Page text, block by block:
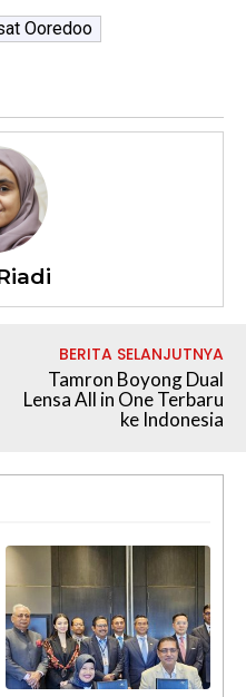
Ooredoo
BERITA SELANJUTNYA
Tamron Boyong Dual
Lensa All in One Terbaru
ke Indonesia